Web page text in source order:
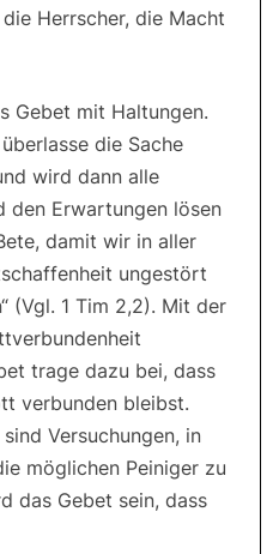
Herrscher, die Macht
Gebet mit Haltungen.
die Sache
wird dann alle
den Erwartungen lösen
damit wir in aller
ungestört
(Vgl. 1 Tim 2,2). Mit der
trage dazu bei, dass
verbunden bleibst.
Versuchungen, in
möglichen Peiniger zu
das Gebet sein, dass